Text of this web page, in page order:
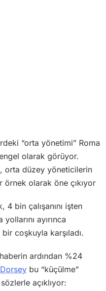
“orta yönetimi” Roma
olarak görüyor.
orta düzey yöneticilerin
örnek olarak öne çıkıyor
bin çalışanını işten
ayırınca
coşkuyla karşıladı.
ardından %24
bu “küçülme”
açıklıyor: